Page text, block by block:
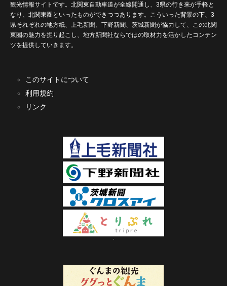
観光情報サイトです。北関東自動車道が全線開通し、3県の行き来が手軽と
なり、北関東圏といったものができつつあります。こういった背景の下、3
県それぞれの地方紙、上毛新聞、下野新聞、茨城新聞が協力して、この北関
東圏の魅力を掘り起こし、地方新聞社ならではの取材力を活かしたコンテン
ツを提供していきます。
このサイトについて
利用規約
リンク